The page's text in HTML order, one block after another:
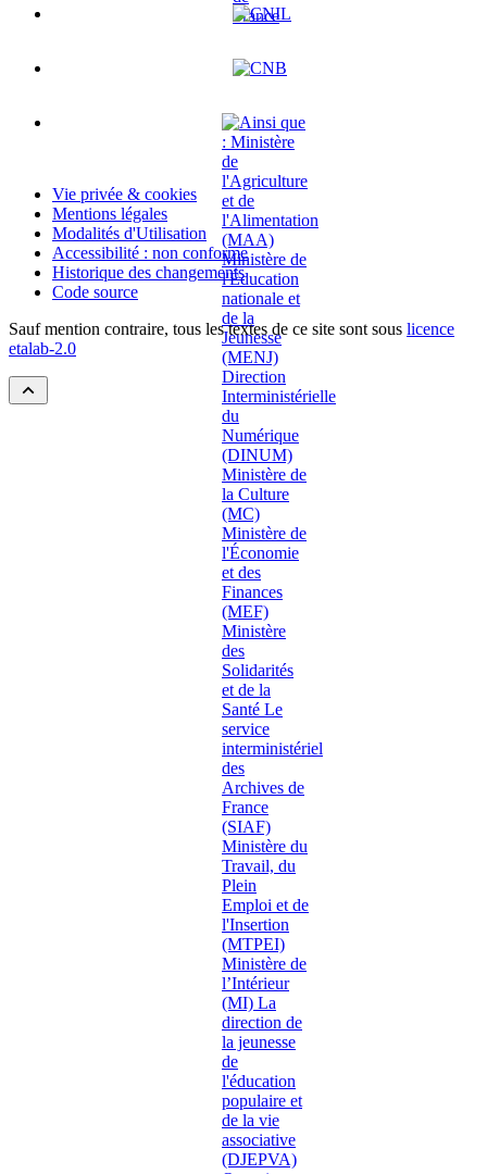
Vie privée & cookies
Mentions légales
Modalités d'Utilisation
Accessibilité : non conforme
Historique des changements
Code source
Sauf mention contraire, tous les textes de ce site sont sous licence
etalab-2.0